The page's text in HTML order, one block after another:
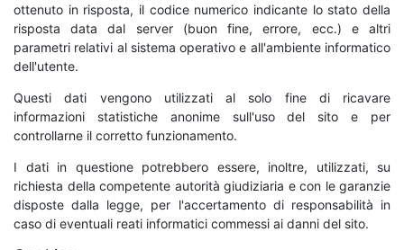
ottenuto in risposta, il codice numerico indicante lo stato della
risposta data dal server (buon fine, errore, ecc.) e altri
parametri relativi al sistema operativo e all'ambiente informatico
dell'utente.
Questi dati vengono utilizzati al solo fine di ricavare
informazioni statistiche anonime sull'uso del sito e per
controllarne il corretto funzionamento.
I dati in questione potrebbero essere, inoltre, utilizzati, su
richiesta della competente autorità giudiziaria e con le garanzie
disposte dalla legge, per l'accertamento di responsabilità in
caso di eventuali reati informatici commessi ai danni del sito.